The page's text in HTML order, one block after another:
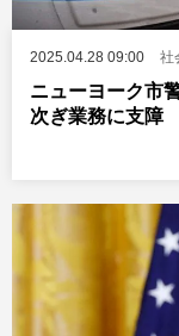
2025.04.28 09:00 社
ニューヨーク市
次ぎ業務に支障